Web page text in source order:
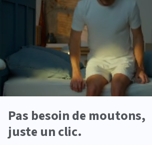
Bultex est l’une des marques de literie
plébiscitées en France, et la plus
savoir‑faire et ses technologies
qualité régulière dans le temps.
La gamme Bultex couvre plusieurs
répondre à chaque morphologie. En
matelas au sommier adapté, vous
l’alignement et l’aération nuit après
Pour la chambre parentale, celle des
couchage d’appoint, équipez toute la
*Marque la plus détenue : 18 599
de février 2019 à mars 2025. Institut
MR MEUBLE LATTES